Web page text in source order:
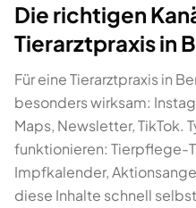
Die richtigen
Tierarztpraxis in
Für eine Tierarztpraxis in
besonders wirksam:
Maps, Newsletter, TikTok.
funktionieren: Tierpflege-
Impfkalender,
diese Inhalte schnell